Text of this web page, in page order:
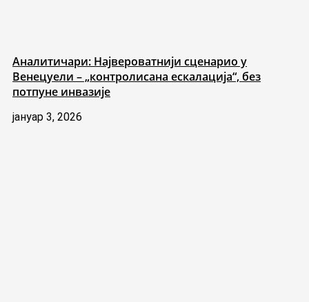
Аналитичари: Највероватнији сценарио у
Венецуели – „контролисана ескалација“, без
потпуне инвазије
јануар 3, 2026